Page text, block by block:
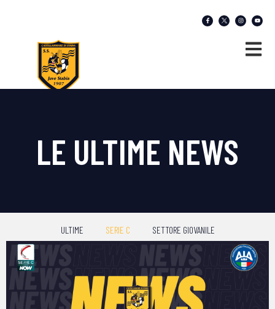
LE ULTIME NEWS
ULTIME SERIE C SETTORE GIOVANILE